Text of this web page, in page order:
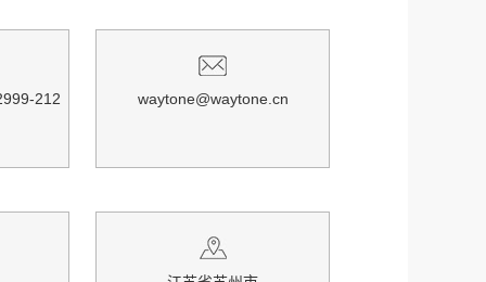
212 waytone@waytone.cn